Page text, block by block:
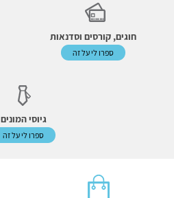
חוגים, קורסים וסדנאות
ספרו לי על זה
גיוסי המונים
ספרו לי על זה